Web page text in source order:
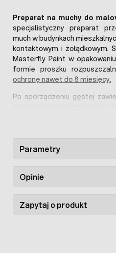
Preparat na muchy do
specjalistyczny preparat
much w budynkach
kontaktowym i żołądkowym.
Masterfly Paint w
formie proszku
ochronę nawet do 8 miesięcy.
Po sporządzeniu gęstej
bądź drewna i rozwiesić w
atrakcyjne dla owadów.
Substancja czynna:
Parametry
Opinie
Zapytaj o produkt